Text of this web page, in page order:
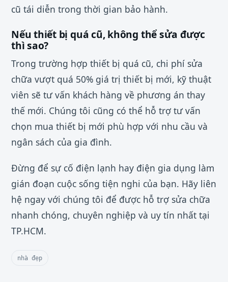
cũ tái diễn trong thời gian bảo hành.
Nếu thiết bị quá cũ, không thể sửa được
thì sao?
Trong trường hợp thiết bị quá cũ, chi phí sửa
chữa vượt quá 50% giá trị thiết bị mới, kỹ thuật
viên sẽ tư vấn khách hàng về phương án thay
thế mới. Chúng tôi cũng có thể hỗ trợ tư vấn
chọn mua thiết bị mới phù hợp với nhu cầu và
ngân sách của gia đình.
Đừng để sự cố điện lạnh hay điện gia dụng làm
gián đoạn cuộc sống tiện nghi của bạn. Hãy liên
hệ ngay với chúng tôi để được hỗ trợ sửa chữa
nhanh chóng, chuyên nghiệp và uy tín nhất tại
TP.HCM.
nhà đẹp